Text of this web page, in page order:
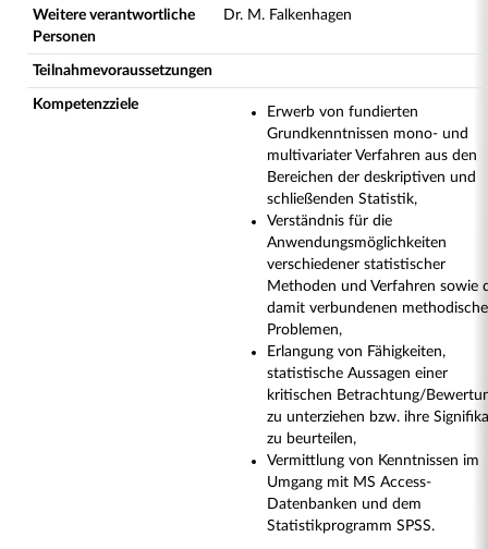
Weitere verantwortliche
Personen
Dr. M. Falkenhagen
Teilnahmevoraussetzungen
Kompetenzziele
Erwerb von fundierten
Grundkenntnissen mono- und
multivariater Verfahren aus den
Bereichen der deskriptiven und
schließenden Statistik,
Verständnis für die
Anwendungsmöglichkeiten
verschiedener statistischer
Methoden und Verfahren sowie
damit verbundenen
Problemen,
Erlangung von Fähigkeiten,
statistische Aussagen einer
kritischen Betrachtung/
zu unterziehen bzw. ihre
zu beurteilen,
Vermittlung von Kenntnissen im
Umgang mit MS Access-
Datenbanken und dem
Statistikprogramm SPSS.